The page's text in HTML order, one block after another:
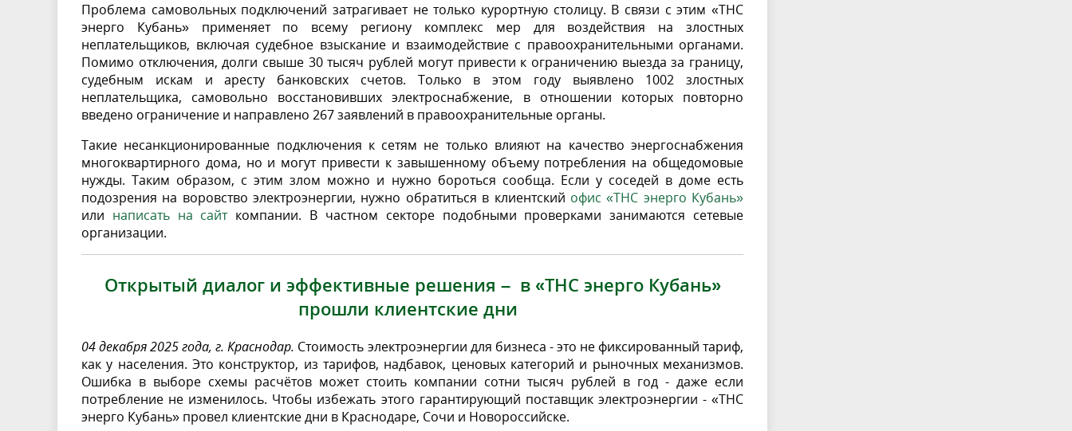
Проблема самовольных подключений затрагивает не только курортную столицу. В связи с этим «ТНС
энерго Кубань» применяет по всему региону комплекс мер для воздействия на злостных
неплательщиков, включая судебное взыскание и взаимодействие с правоохранительными органами.
Помимо отключения, долги свыше 30 тысяч рублей могут привести к ограничению выезда за границу,
судебным искам и аресту банковских счетов. Только в этом году выявлено 1002 злостных
неплательщика, самовольно восстановивших электроснабжение, в отношении которых повторно
введено ограничение и направлено 267 заявлений в правоохранительные органы.
Такие несанкционированные подключения к сетям не только влияют на качество энергоснабжения
многоквартирного дома, но и могут привести к завышенному объему потребления на общедомовые
нужды. Таким образом, с этим злом можно и нужно бороться сообща. Если у соседей в доме есть
подозрения на воровство электроэнергии, нужно обратиться в клиентский офис «ТНС энерго Кубань»
или написать на сайт компании. В частном секторе подобными проверками занимаются сетевые
организации.
Открытый диалог и эффективные решения – в «ТНС энерго Кубань»
прошли клиентские дни
04 декабря 2025 года, г. Краснодар. Стоимость электроэнергии для бизнеса - это не фиксированный тариф,
как у населения. Это конструктор, из тарифов, надбавок, ценовых категорий и рыночных механизмов.
Ошибка в выборе схемы расчётов может стоить компании сотни тысяч рублей в год - даже если
потребление не изменилось. Чтобы избежать этого гарантирующий поставщик электроэнергии - «ТНС
энерго Кубань» провел клиентские дни в Краснодаре, Сочи и Новороссийске.